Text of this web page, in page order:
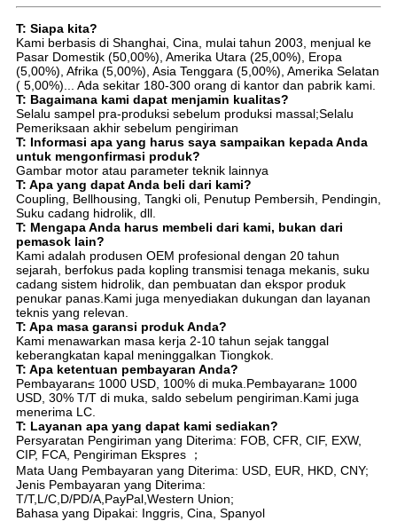
T: Siapa kita?
Kami berbasis di Shanghai, Cina, mulai tahun 2003, menjual ke
Pasar Domestik (50,00%), Amerika Utara (25,00%), Eropa
(5,00%), Afrika (5,00%), Asia Tenggara (5,00%), Amerika Selatan
( 5,00%)... Ada sekitar 180-300 orang di kantor dan pabrik kami.
T: Bagaimana kami dapat menjamin kualitas?
Selalu sampel pra-produksi sebelum produksi massal;Selalu
Pemeriksaan akhir sebelum pengiriman
T: Informasi apa yang harus saya sampaikan kepada Anda
untuk mengonfirmasi produk?
Gambar motor atau parameter teknik lainnya
T: Apa yang dapat Anda beli dari kami?
Coupling, Bellhousing, Tangki oli, Penutup Pembersih, Pendingin,
Suku cadang hidrolik, dll.
T: Mengapa Anda harus membeli dari kami, bukan dari
pemasok lain?
Kami adalah produsen OEM profesional dengan 20 tahun
sejarah, berfokus pada kopling transmisi tenaga mekanis, suku
cadang sistem hidrolik, dan pembuatan dan ekspor produk
penukar panas.Kami juga menyediakan dukungan dan layanan
teknis yang relevan.
T: Apa masa garansi produk Anda?
Kami menawarkan masa kerja 2-10 tahun sejak tanggal
keberangkatan kapal meninggalkan Tiongkok.
T: Apa ketentuan pembayaran Anda?
Pembayaran≤ 1000 USD, 100% di muka.Pembayaran≥ 1000
USD, 30% T/T di muka, saldo sebelum pengiriman.Kami juga
menerima LC.
T: Layanan apa yang dapat kami sediakan?
Persyaratan Pengiriman yang Diterima: FOB, CFR, CIF, EXW,
CIP, FCA, Pengiriman Ekspres ；
Mata Uang Pembayaran yang Diterima: USD, EUR, HKD, CNY;
Jenis Pembayaran yang Diterima:
T/T,L/C,D/PD/A,PayPal,Western Union;
Bahasa yang Dipakai: Inggris, Cina, Spanyol